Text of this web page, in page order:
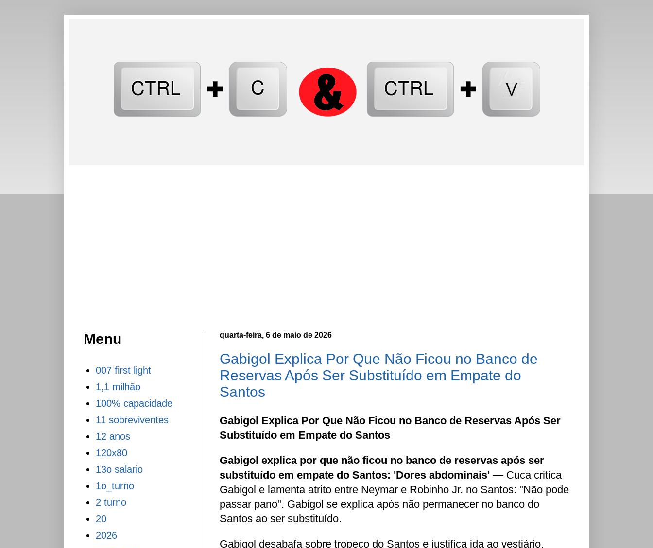
quarta-feira, 6 de maio de 2026
Gabigol Explica Por Que Não Ficou no Banco de
Reservas Após Ser Substituído em Empate do
Santos
Gabigol Explica Por Que Não Ficou no Banco de Reservas Após Ser
Substituído em Empate do Santos
Gabigol explica por que não ficou no banco de reservas após ser
substituído em empate do Santos: 'Dores abdominais' — Cuca critica
Gabigol e lamenta atrito entre Neymar e Robinho Jr. no Santos: "Não pode
passar pano". Gabigol se explica após não permanecer no banco do
Santos ao ser substituído.
Gabigol desabafa sobre tropeço do Santos e justifica ida ao vestiário.
Menu
007 first light
1,1 milhão
100% capacidade
11 sobreviventes
12 anos
120x80
13o salario
1o_turno
2 turno
20
2026